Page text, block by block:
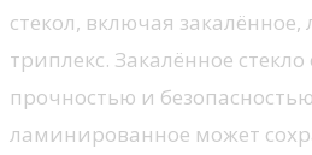
стекол, включая
триплекс. Закалённое
прочностью и
ламинированное может